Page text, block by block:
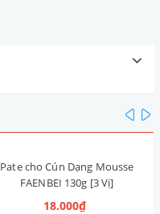
Pate cho Cún Dạng Mousse
FAENBEI 130g [3 Vị]
18.000₫